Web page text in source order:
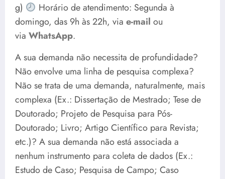
g)
Horário de atendimento: Segunda à
domingo, das 9h às 22h, via e-mail ou
via WhatsApp.
A sua demanda não necessita de profundidade?
Não envolve uma linha de pesquisa complexa?
Não se trata de uma demanda, naturalmente, mais
complexa (Ex.: Dissertação de Mestrado; Tese de
Doutorado; Projeto de Pesquisa para Pós-
Doutorado; Livro; Artigo Científico para Revista;
etc.)? A sua demanda não está associada a
nenhum instrumento para coleta de dados (Ex.:
Estudo de Caso; Pesquisa de Campo; Caso